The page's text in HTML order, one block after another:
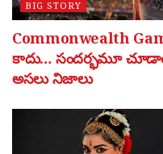
BIG STORY
Commonwealth
కాదు… సందర్భమూ
అసలు నిజాలు